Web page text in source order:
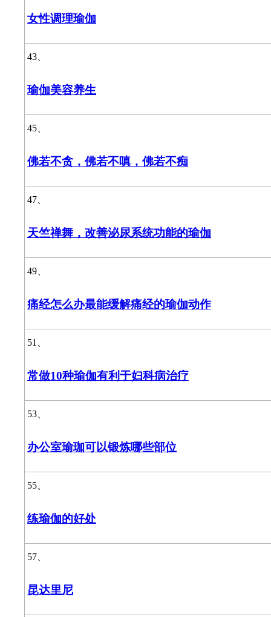
女性调理瑜伽
43、
瑜伽美容养生
45、
佛若不贪，佛若不嗔，佛若不痴
47、
天竺禅舞，改善泌尿系统功能的瑜伽
49、
痛经怎么办最能缓解痛经的瑜伽动作
51、
常做10种瑜伽有利于妇科病治疗
53、
办公室瑜珈可以锻炼哪些部位
55、
练瑜伽的好处
57、
昆达里尼